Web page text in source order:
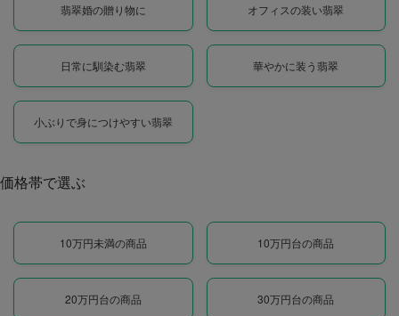
翡翠婚の贈り物に オフィスの装い翡翠
日常に馴染む翡翠 華やかに装う翡翠
小ぶりで身につけやすい翡翠
価格帯で選ぶ
10万円未満の商品 10万円台の商品
20万円台の商品 30万円台の商品